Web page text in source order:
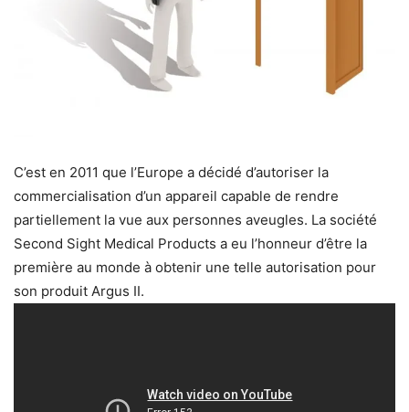
C’est en 2011 que l’Europe a décidé d’autoriser la
commercialisation d’un appareil capable de rendre
partiellement la vue aux personnes aveugles. La société
Second Sight Medical Products a eu l’honneur d’être la
première au monde à obtenir une telle autorisation pour
son produit Argus II.